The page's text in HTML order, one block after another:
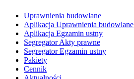
Uprawnienia budowlane
Aplikacja Uprawnienia budowlane
Aplikacja Egzamin ustny
Segregator Akty prawne
Segregator Egzamin ustny
Pakiety
Cennik